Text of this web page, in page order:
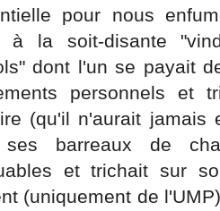
pour nous
à la soit-disante
dont l'un se payait
personnels et
(qu'il n'aurait
ses barreaux de
et trichait sur
(uniquement de